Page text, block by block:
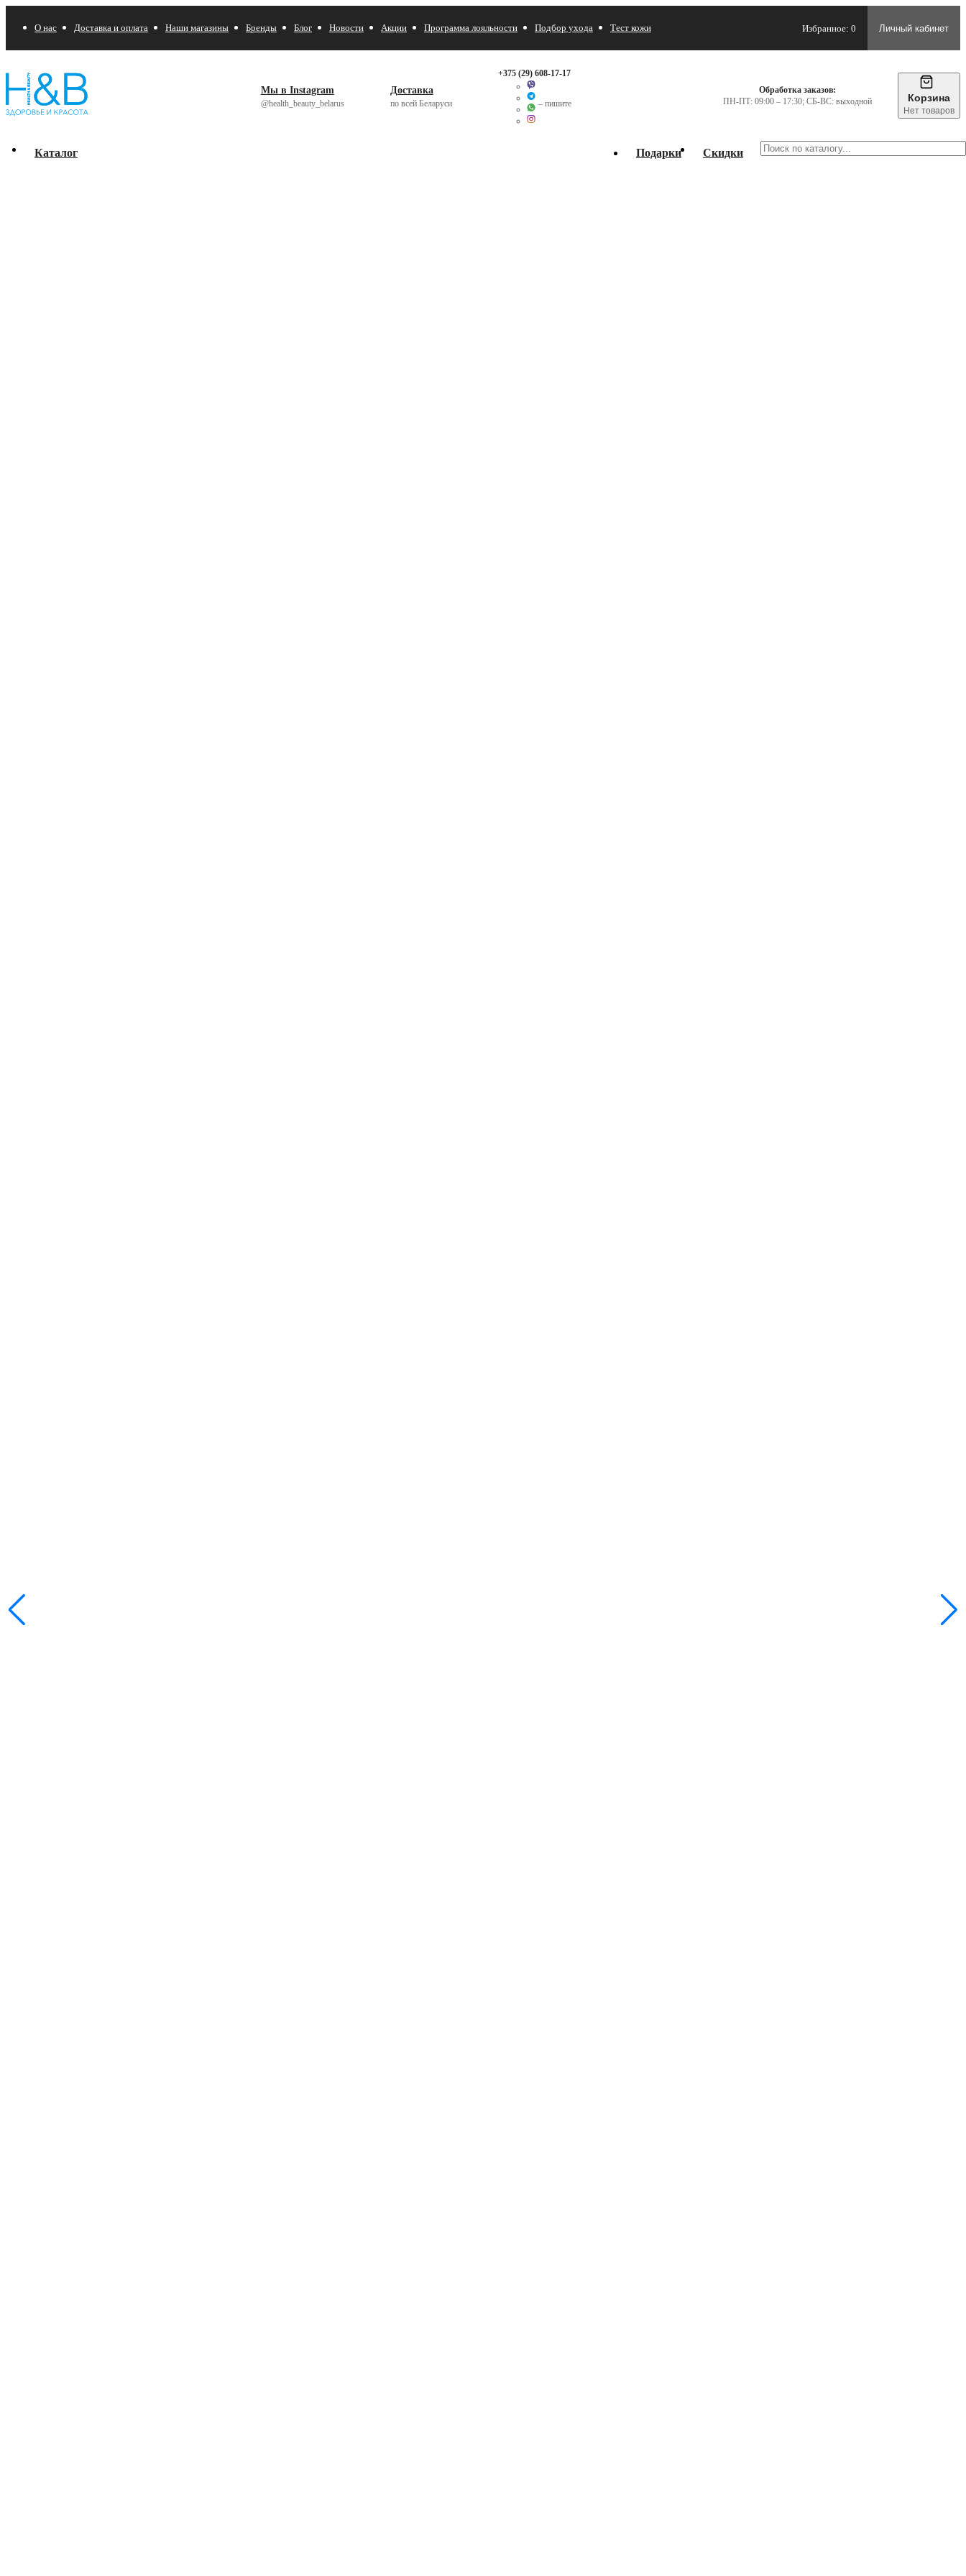
О нас Доставка и оплата Наши магазины Бренды Блог Новости Акции Программа лояльности Подбор ухода Тест кожи Избранное: 0 Личный кабинет
Мы в Instagram
@health_beauty_belarus
Доставка
по всей Беларуси
+375 (29) 608-17-17
– пишите
Обработка заказов:
ПН-ПТ: 09:00 – 17:30; СБ-ВС: выходной
Корзина
Нет товаров
Каталог Подарки Скидки